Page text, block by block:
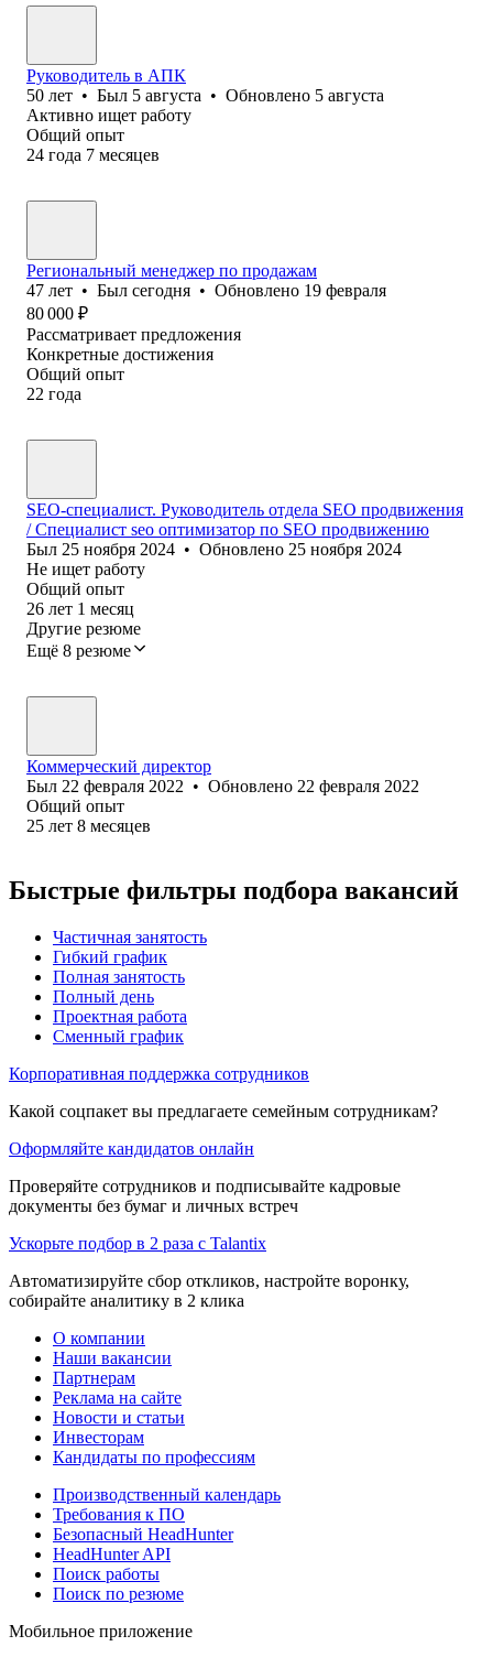
Руководитель в АПК
50 лет • Был 5 августа • Обновлено 5 августа
Активно ищет работу
Общий опыт
24 года 7 месяцев
Региональный менеджер по продажам
47 лет • Был сегодня • Обновлено 19 февраля
80 000 ₽
Рассматривает предложения
Конкретные достижения
Общий опыт
22 года
SEO-специалист. Руководитель отдела SEO продвижения
/ Специалист seo оптимизатор по SEO продвижению
Был 25 ноября 2024 • Обновлено 25 ноября 2024
Не ищет работу
Общий опыт
26 лет 1 месяц
Другие резюме
Ещё 8 резюме
Коммерческий директор
Был 22 февраля 2022 • Обновлено 22 февраля 2022
Общий опыт
25 лет 8 месяцев
Быстрые фильтры подбора вакансий
Частичная занятость
Гибкий график
Полная занятость
Полный день
Проектная работа
Сменный график
Корпоративная поддержка сотрудников
Какой соцпакет вы предлагаете семейным сотрудникам?
Оформляйте кандидатов онлайн
Проверяйте сотрудников и подписывайте кадровые
документы без бумаг и личных встреч
Ускорьте подбор в 2 раза с Talantix
Автоматизируйте сбор откликов, настройте воронку,
собирайте аналитику в 2 клика
О компании
Наши вакансии
Партнерам
Реклама на сайте
Новости и статьи
Инвесторам
Кандидаты по профессиям
Производственный календарь
Требования к ПО
Безопасный HeadHunter
HeadHunter API
Поиск работы
Поиск по резюме
Мобильное приложение